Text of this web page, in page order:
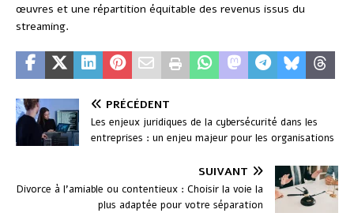
œuvres et une répartition équitable des revenus issus du
streaming.
PRÉCÉDENT
Les enjeux juridiques de la cybersécurité dans les
entreprises : un enjeu majeur pour les organisations
SUIVANT
Divorce à l’amiable ou contentieux : Choisir la voie la
plus adaptée pour votre séparation